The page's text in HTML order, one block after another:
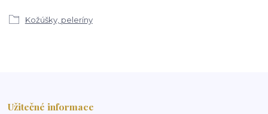
Kožúšky, peleríny
Užitečné informace